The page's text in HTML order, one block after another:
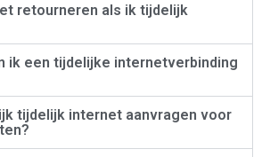
retourneren als ik tijdelijk
ik een tijdelijke internetverbinding
tijdelijk internet aanvragen voor